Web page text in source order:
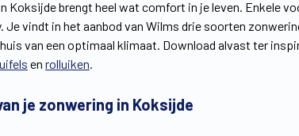
Koksijde brengt heel wat comfort in je leven. Enkele
Je vindt in het aanbod van Wilms drie soorten
van een optimaal klimaat. Download alvast ter
en rolluiken.
je zonwering in Koksijde